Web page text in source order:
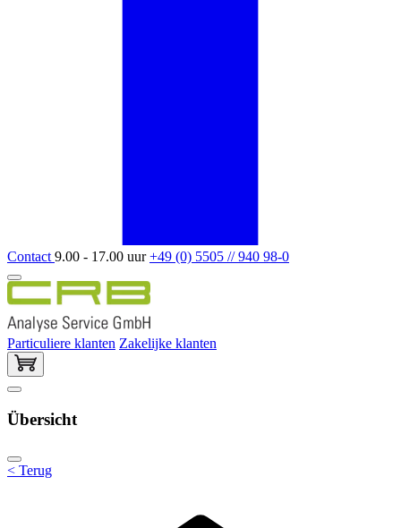
Contact 9.00 - 17.00 uur+49 (0) 5505 // 940 98-0
Particuliere klanten Zakelijke klanten
Übersicht
< Terug